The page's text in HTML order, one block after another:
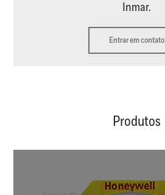
Inmar.
Entrar em contato
Produtos